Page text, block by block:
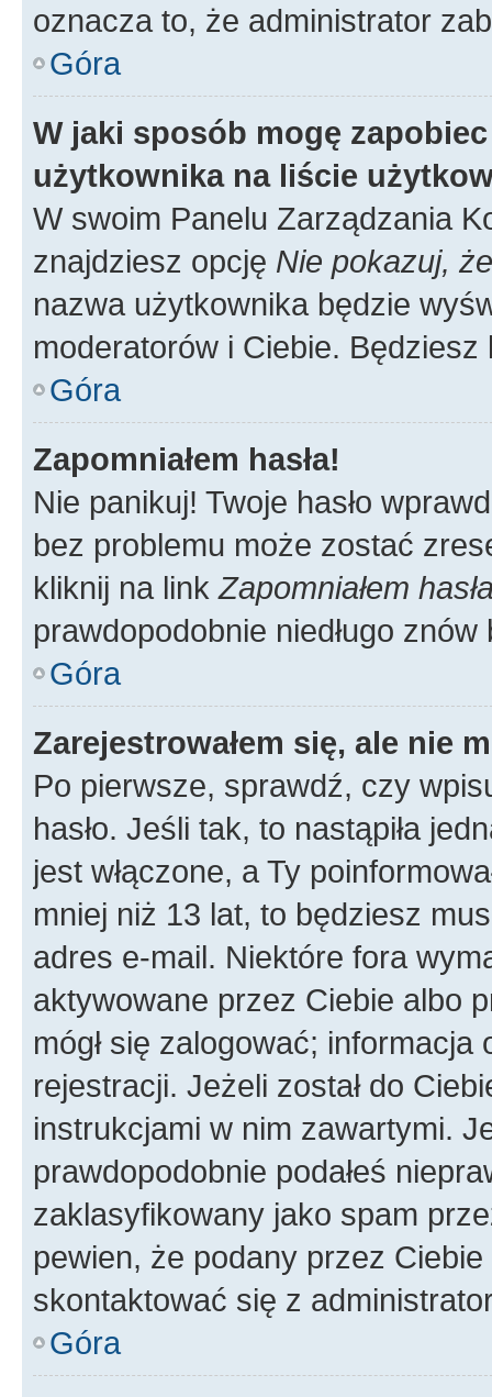
oznacza to, że administrator
Góra
W jaki sposób mogę
użytkownika na liście
W swoim Panelu Zarządzania
znajdziesz opcję Nie pokazuj,
nazwa użytkownika będzie
moderatorów i Ciebie.
Góra
Zapomniałem hasła!
Nie panikuj! Twoje hasło
bez problemu może zostać
kliknij na link Zapomniałem
prawdopodobnie niedługo
Góra
Zarejestrowałem się, ale nie
Po pierwsze, sprawdź, czy
hasło. Jeśli tak, to nastąpiła
jest włączone, a Ty
mniej niż 13 lat, to będziesz
adres e-mail. Niektóre fora
aktywowane przez Ciebie albo
mógł się zalogować;
rejestracji. Jeżeli został do
instrukcjami w nim zawartymi.
prawdopodobnie podałeś
zaklasyfikowany jako spam
pewien, że podany przez
skontaktować się z
Góra